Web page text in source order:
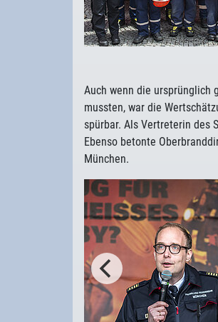
Auch wenn die ursprünglich
mussten, war die
spürbar. Als Vertreterin des
Ebenso betonte
München.